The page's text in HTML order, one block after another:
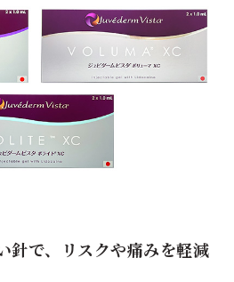
針で、リスクや痛みを軽減